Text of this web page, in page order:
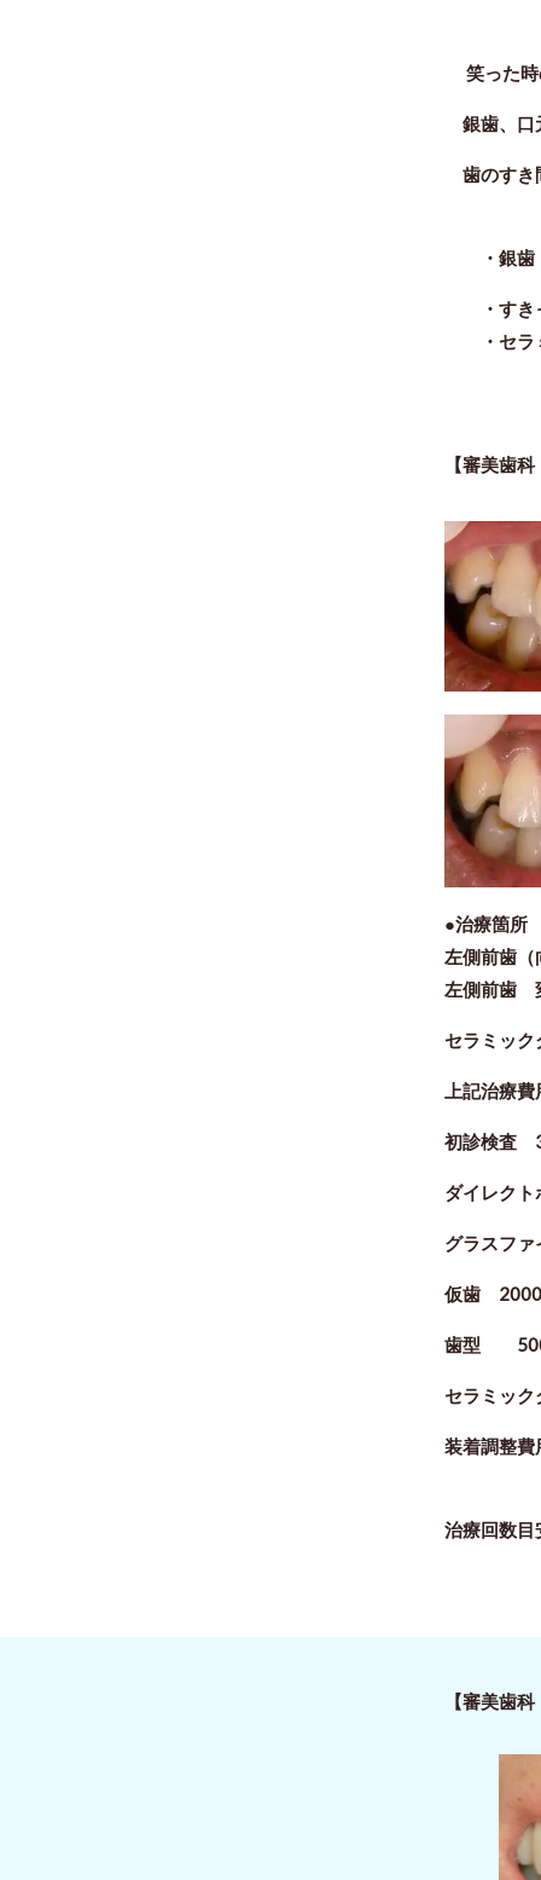
笑った時
銀歯、口
歯のすき
・ 銀
・すき
・セラミ
【審美歯
●治療箇
左側前歯（
左側前歯
セラミッ
上記治療
初診検査
ダイレク
グラスフ
仮歯 2000
歯型
セラミッ
装着調整
治療回数
【審美歯